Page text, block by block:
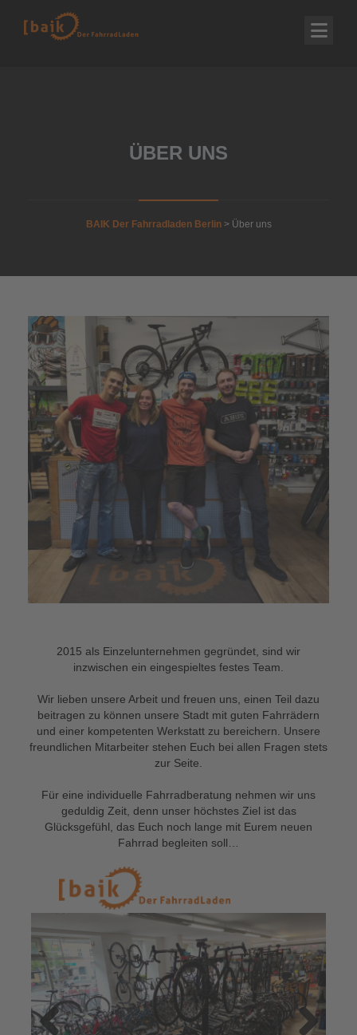
ÜBER UNS
BAIK Der Fahrradladen Berlin> Über uns
2015 als Einzelunternehmen gegründet, sind wir
inzwischen ein eingespieltes festes Team.
Wir lieben unsere Arbeit und freuen uns, einen Teil dazu
beitragen zu können unsere Stadt mit guten Fahrrädern
und einer kompetenten Werkstatt zu bereichern. Unsere
freundlichen Mitarbeiter stehen Euch bei allen Fragen stets
zur Seite.
Für eine individuelle Fahrradberatung nehmen wir uns
geduldig Zeit, denn unser höchstes Ziel ist das
Glücksgefühl, das Euch noch lange mit Eurem neuen
Fahrrad begleiten soll…